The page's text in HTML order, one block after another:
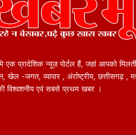
एक प्रादेशिक न्यूज़ पोर्टल हैं, जहां आपको
खेल -जगत, व्यापार , अंर्राष्ट्रीय, छत्तीसगढ़ ,
विश्वशनीय एवं सबसे प्रथम खबर ।